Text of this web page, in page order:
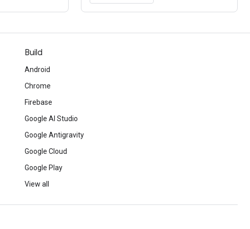
Build
Android
Chrome
Firebase
Google AI Studio
Google Antigravity
Google Cloud
Google Play
View all